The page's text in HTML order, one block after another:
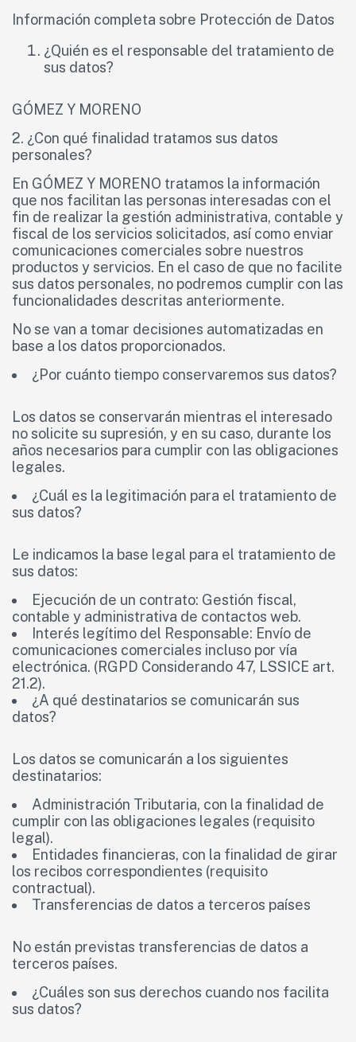
Información completa sobre Protección de Datos
¿Quién es el responsable del tratamiento de
sus datos?
GÓMEZ Y MORENO
2. ¿Con qué finalidad tratamos sus datos
personales?
En GÓMEZ Y MORENO tratamos la información
que nos facilitan las personas interesadas con el
fin de realizar la gestión administrativa, contable y
fiscal de los servicios solicitados, así como enviar
comunicaciones comerciales sobre nuestros
productos y servicios. En el caso de que no facilite
sus datos personales, no podremos cumplir con las
funcionalidades descritas anteriormente.
No se van a tomar decisiones automatizadas en
base a los datos proporcionados.
¿Por cuánto tiempo conservaremos sus datos?
Los datos se conservarán mientras el interesado
no solicite su supresión, y en su caso, durante los
años necesarios para cumplir con las obligaciones
legales.
¿Cuál es la legitimación para el tratamiento de
sus datos?
Le indicamos la base legal para el tratamiento de
sus datos:
Ejecución de un contrato: Gestión fiscal,
contable y administrativa de contactos web.
Interés legítimo del Responsable: Envío de
comunicaciones comerciales incluso por vía
electrónica. (RGPD Considerando 47, LSSICE art.
21.2).
¿A qué destinatarios se comunicarán sus
datos?
Los datos se comunicarán a los siguientes
destinatarios:
Administración Tributaria, con la finalidad de
cumplir con las obligaciones legales (requisito
legal).
Entidades financieras, con la finalidad de girar
los recibos correspondientes (requisito
contractual).
Transferencias de datos a terceros países
No están previstas transferencias de datos a
terceros países.
¿Cuáles son sus derechos cuando nos facilita
sus datos?